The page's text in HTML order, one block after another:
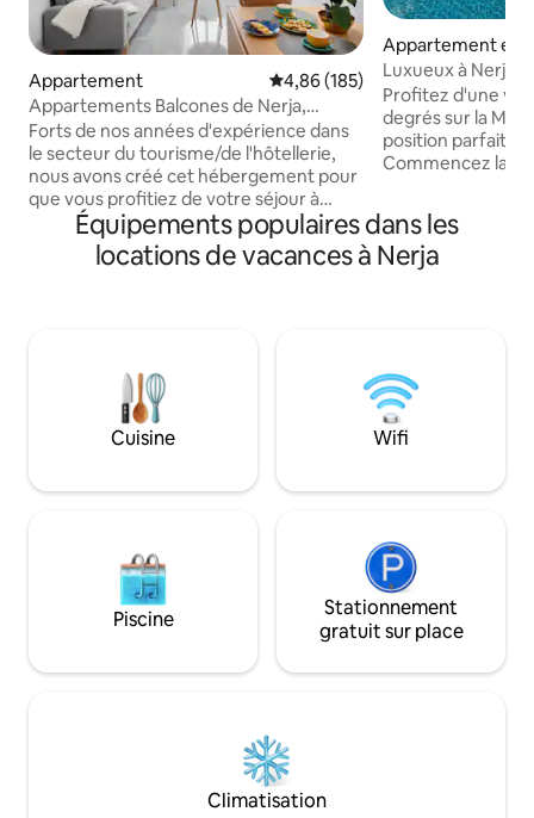
Appartement Évaluation moyenne sur la
4,86 (185)
Appartements Balcones de Nerja,
Appartement avec...
Forts de nos années d'expérience dans
le secteur du tourisme/de l'hôtellerie,
nous avons créé cet hébergement pour
que vous profitiez de votre séjour à
Nerja comme si vous étiez chez vous.
Charmant appartement d'une chambre
avec lit et matelas de haute qualité
entièrement équipée (four, lave-
vaisselle, plaque vitrocéramique...) salle
de bain privée avec douche, gel douche,
shampoing et serviettes. Toutes les
serviettes. Si vous avez besoin de quoi
Appartement en
Luxueux à Nerja,
incomparable
Profitez d'une
degrés sur la
position parfaite
Commencez la
pendant que le
les rayons du
long de la
magnifique
cuisine dans un
Salle de sport
intérieure et
Équipements populaires dans les
locations de vacances à Nerja
Cuisine Wifi
Piscine
Stationnement
gratuit sur place
Climatisation